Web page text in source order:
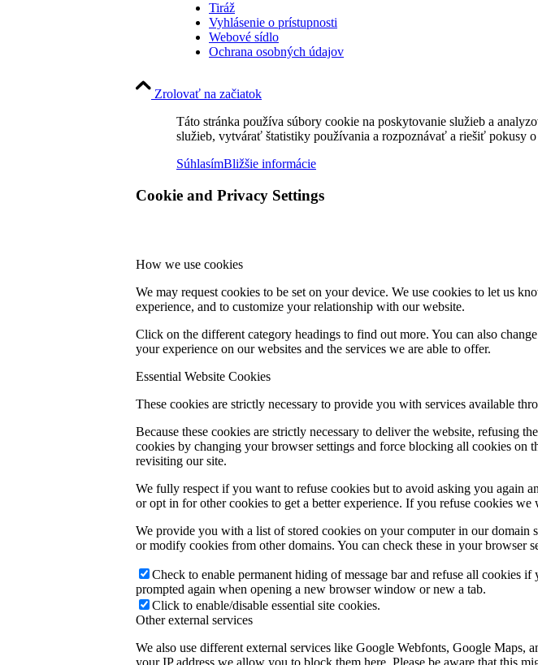
Tiráž
Vyhlásenie o prístupnosti
Webové sídlo
Ochrana osobných údajov
Zrolovať na začiatok
Táto stránka používa súbory cookie na poskytovanie služieb a
služieb, vytvárať štatistiky používania a rozpoznávať a riešiť pokusy
SúhlasímBližšie informácie
Cookie and Privacy Settings
How we use cookies
We may request cookies to be set on your device. We use cookies to let us
experience, and to customize your relationship with our website.
Click on the different category headings to find out more. You can also
your experience on our websites and the services we are able to offer.
Essential Website Cookies
These cookies are strictly necessary to provide you with services available
Because these cookies are strictly necessary to deliver the website, refusing
cookies by changing your browser settings and force blocking all cookies
revisiting our site.
We fully respect if you want to refuse cookies but to avoid asking you again
or opt in for other cookies to get a better experience. If you refuse cookies
We provide you with a list of stored cookies on your computer in our domain
or modify cookies from other domains. You can check these in your browser
Check to enable permanent hiding of message bar and refuse all cookies
prompted again when opening a new browser window or new a tab.
Click to enable/disable essential site cookies.
Other external services
We also use different external services like Google Webfonts, Google Maps,
your IP address we allow you to block them here. Please be aware that this